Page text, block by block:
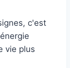
c'est
vie plus